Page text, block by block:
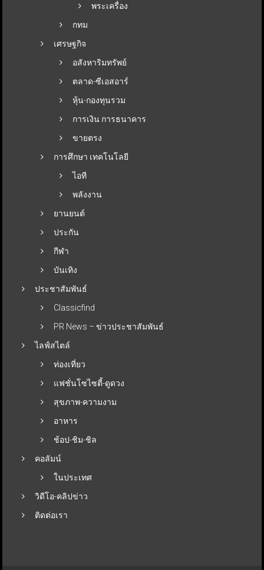
พระเครื่อง
กทม
เศรษฐกิจ
อสังหาริมทรัพย์
ตลาด-ซีเอสอาร์
หุ้น-กองทุนรวม
การเงิน การธนาคาร
ขายตรง
การศึกษา เทคโนโลยี
ไอที
พลังงาน
ยานยนต์
ประกัน
กีฬา
บันเทิง
ประชาสัมพันธ์
Classicfind
PR News – ข่าวประชาสัมพันธ์
ไลฟ์สไตล์
ท่องเที่ยว
แฟชั่นโซไซตี้-ดูดวง
สุขภาพ-ความงาม
อาหาร
ช้อป-ชิม-ชิล
คอลัมน์
ในประเทศ
วิดีโอ-คลิปข่าว
ติดต่อเรา